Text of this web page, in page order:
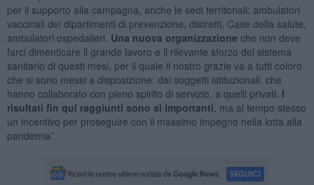
per il supporto alla campagna, anche le sedi territoriali: ambulatori
vaccinali dei dipartimenti di prevenzione, distretti, Case della salute,
ambulatori ospedalieri. Una nuova organizzazione che non deve
farci dimenticare il grande lavoro e il rilevante sforzo del sistema
sanitario di questi mesi, per il quale il nostro grazie va a tutti coloro
che si sono messi a disposizione: dai soggetti istituzionali, che
hanno collaborato con pieno spirito di servizio, a quelli privati. I
risultati fin qui raggiunti sono sì importanti , ma al tempo stesso
un incentivo per proseguire con il massimo impegno nella lotta alla
pandemia”.